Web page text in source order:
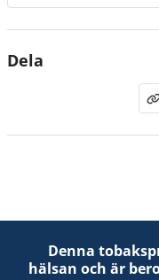
Dela
Denna
hälsan och är